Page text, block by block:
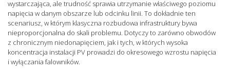
wystarczająca, ale trudność sprawia utrzymanie właściwego poziomu
napięcia w danym obszarze lub odcinku linii. To dokładnie ten
scenariusz, w którym klasyczna rozbudowa infrastruktury bywa
nieproporcjonalna do skali problemu. Dotyczy to zarówno obwodów
z chronicznym niedonapięciem, jak i tych, w których wysoka
koncentracja instalacji PV prowadzi do okresowego wzrostu napięcia
i wyłączania falowników.